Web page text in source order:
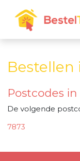
Bestellen
Postcodes
De volgende
7873